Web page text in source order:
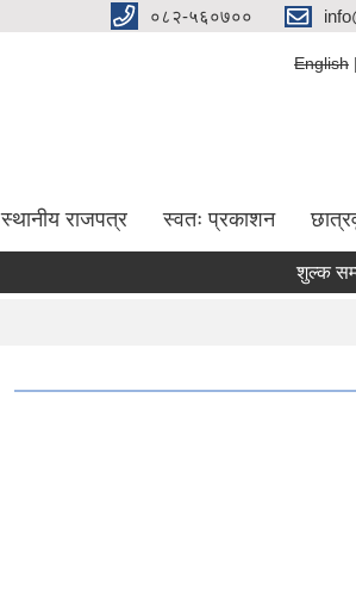
०८२-५६०७००
English
स्थानीय राजपत्र स्वतः प्रकाशन
शुल्क